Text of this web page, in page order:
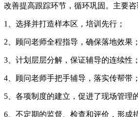
改善提高跟踪环节，循环巩固。主要咨
1、选择并打造样本区，培训先行；
2、顾问老师全程指导，确保落地效果；
3、计划层层分解，保证辅导的连续性；
4、顾问老师手把手辅导，落实传帮带；
5、各项制度的建立，促进了现场管理
6、不定期的监督、检查和评价，形成